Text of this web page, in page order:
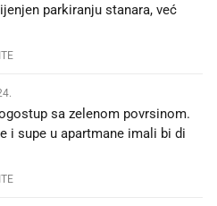
parkiranju stanara, već
sa zelenom povrsinom.
i supe u apartmane imali bi di